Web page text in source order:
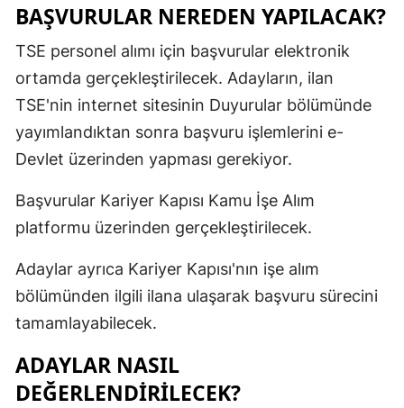
BAŞVURULAR NEREDEN YAPILACAK?
TSE personel alımı için başvurular elektronik
ortamda gerçekleştirilecek. Adayların, ilan
TSE'nin internet sitesinin Duyurular bölümünde
yayımlandıktan sonra başvuru işlemlerini e-
Devlet üzerinden yapması gerekiyor.
Başvurular Kariyer Kapısı Kamu İşe Alım
platformu üzerinden gerçekleştirilecek.
Adaylar ayrıca Kariyer Kapısı'nın işe alım
bölümünden ilgili ilana ulaşarak başvuru sürecini
tamamlayabilecek.
ADAYLAR NASIL
DEĞERLENDİRİLECEK?